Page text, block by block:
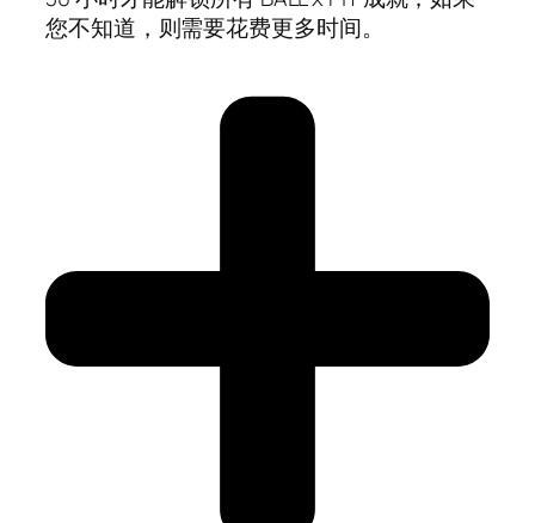
您不知道，则需要花费更多时间。